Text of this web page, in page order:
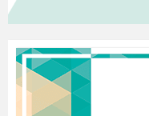
Чи не
фотосинтезу
Щоб
з’ясувати,